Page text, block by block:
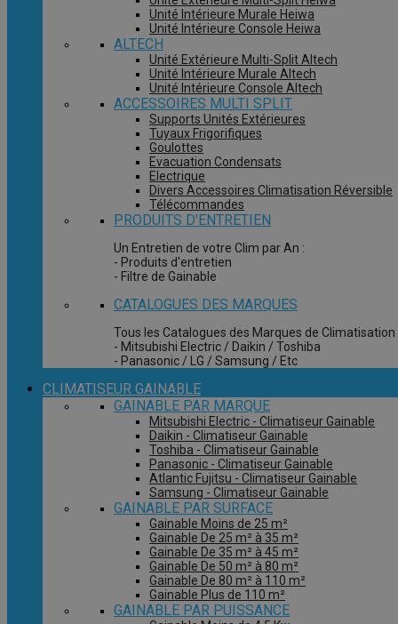
Unité Intérieure Murale Heiwa
Unité Intérieure Console Heiwa
ALTECH
Unité Extérieure Multi-Split Altech
Unité Intérieure Murale Altech
Unité Intérieure Console Altech
ACCESSOIRES MULTI SPLIT
Supports Unités Extérieures
Tuyaux Frigorifiques
Goulottes
Evacuation Condensats
Electrique
Divers Accessoires Climatisation Réversible
Télécommandes
PRODUITS D'ENTRETIEN
Un Entretien de votre Clim par An :
- Produits d'entretien
- Filtre de Gainable
CATALOGUES DES MARQUES
Tous les Catalogues des Marques de Climatisation
- Mitsubishi Electric / Daikin / Toshiba
- Panasonic / LG / Samsung / Etc
CLIMATISEUR GAINABLE
GAINABLE PAR MARQUE
Mitsubishi Electric - Climatiseur Gainable
Daikin - Climatiseur Gainable
Toshiba - Climatiseur Gainable
Panasonic - Climatiseur Gainable
Atlantic Fujitsu - Climatiseur Gainable
Samsung - Climatiseur Gainable
GAINABLE PAR SURFACE
Gainable Moins de 25 m²
Gainable De 25 m² à 35 m²
Gainable De 35 m² à 45 m²
Gainable De 50 m² à 80 m²
Gainable De 80 m² à 110 m²
Gainable Plus de 110 m²
GAINABLE PAR PUISSANCE